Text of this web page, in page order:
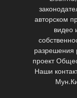
авторском
видео
разрешения
проект
Наши